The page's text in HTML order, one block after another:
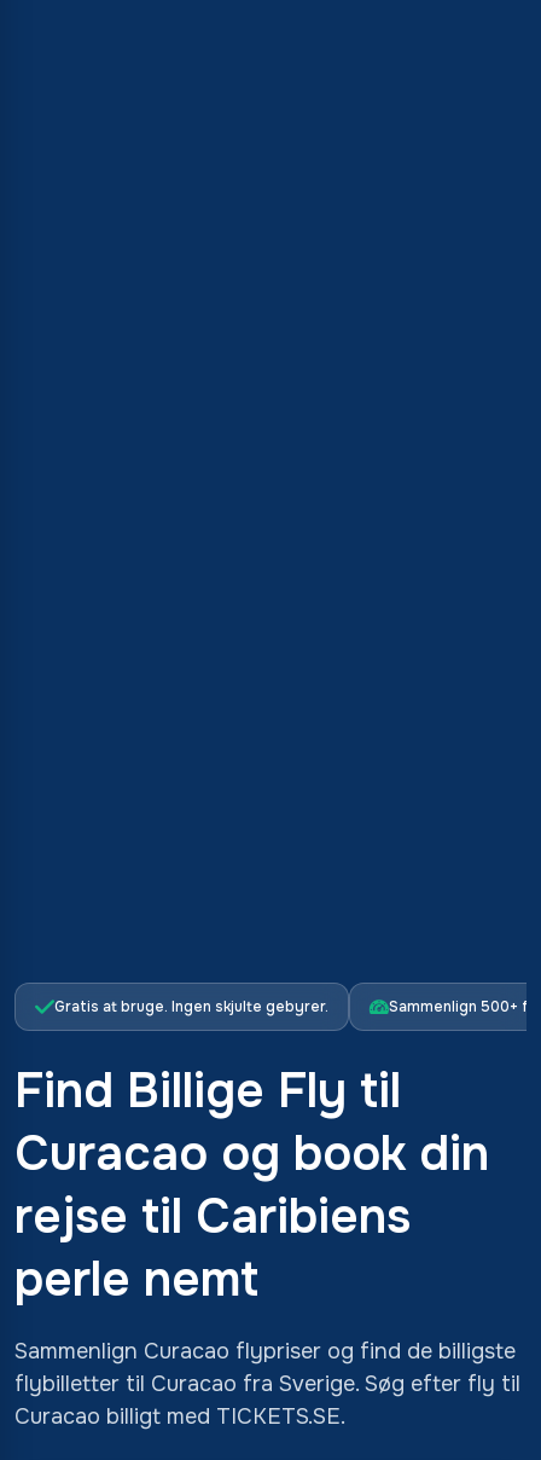
Gratis at bruge. Ingen skjulte gebyrer. Sammenlign 500+
Find Billige Fly til
Curacao og book din
rejse til Caribiens
perle nemt
Sammenlign Curacao flypriser og find de billigste
flybilletter til Curacao fra Sverige. Søg efter fly til
Curacao billigt med TICKETS.SE.